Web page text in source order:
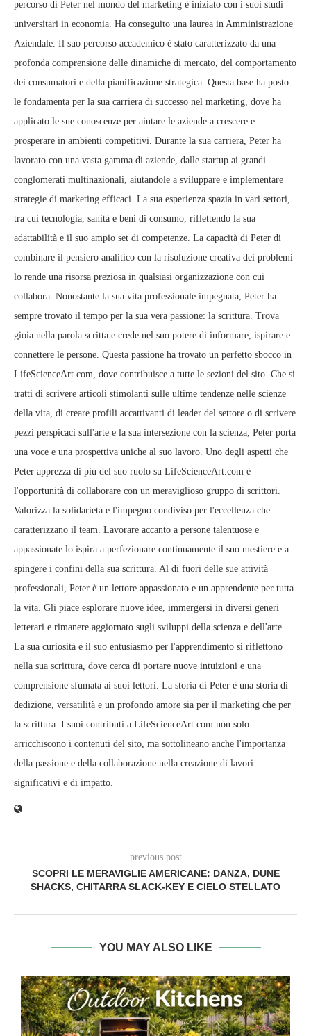
percorso di Peter nel mondo del marketing è iniziato con i suoi studi
universitari in economia. Ha conseguito una laurea in Amministrazione
Aziendale. Il suo percorso accademico è stato caratterizzato da una
profonda comprensione delle dinamiche di mercato, del comportamento
dei consumatori e della pianificazione strategica. Questa base ha posto
le fondamenta per la sua carriera di successo nel marketing, dove ha
applicato le sue conoscenze per aiutare le aziende a crescere e
prosperare in ambienti competitivi. Durante la sua carriera, Peter ha
lavorato con una vasta gamma di aziende, dalle startup ai grandi
conglomerati multinazionali, aiutandole a sviluppare e implementare
strategie di marketing efficaci. La sua esperienza spazia in vari settori,
tra cui tecnologia, sanità e beni di consumo, riflettendo la sua
adattabilità e il suo ampio set di competenze. La capacità di Peter di
combinare il pensiero analitico con la risoluzione creativa dei problemi
lo rende una risorsa preziosa in qualsiasi organizzazione con cui
collabora. Nonostante la sua vita professionale impegnata, Peter ha
sempre trovato il tempo per la sua vera passione: la scrittura. Trova
gioia nella parola scritta e crede nel suo potere di informare, ispirare e
connettere le persone. Questa passione ha trovato un perfetto sbocco in
LifeScienceArt.com, dove contribuisce a tutte le sezioni del sito. Che si
tratti di scrivere articoli stimolanti sulle ultime tendenze nelle scienze
della vita, di creare profili accattivanti di leader del settore o di scrivere
pezzi perspicaci sull'arte e la sua intersezione con la scienza, Peter porta
una voce e una prospettiva uniche al suo lavoro. Uno degli aspetti che
Peter apprezza di più del suo ruolo su LifeScienceArt.com è
l'opportunità di collaborare con un meraviglioso gruppo di scrittori.
Valorizza la solidarietà e l'impegno condiviso per l'eccellenza che
caratterizzano il team. Lavorare accanto a persone talentuose e
appassionate lo ispira a perfezionare continuamente il suo mestiere e a
spingere i confini della sua scrittura. Al di fuori delle sue attività
professionali, Peter è un lettore appassionato e un apprendente per tutta
la vita. Gli piace esplorare nuove idee, immergersi in diversi generi
letterari e rimanere aggiornato sugli sviluppi della scienza e dell'arte.
La sua curiosità e il suo entusiasmo per l'apprendimento si riflettono
nella sua scrittura, dove cerca di portare nuove intuizioni e una
comprensione sfumata ai suoi lettori. La storia di Peter è una storia di
dedizione, versatilità e un profondo amore sia per il marketing che per
la scrittura. I suoi contributi a LifeScienceArt.com non solo
arricchiscono i contenuti del sito, ma sottolineano anche l'importanza
della passione e della collaborazione nella creazione di lavori
significativi e di impatto.
previous post
SCOPRI LE MERAVIGLIE AMERICANE: DANZA, DUNE
SHACKS, CHITARRA SLACK‑KEY E CIELO STELLATO
YOU MAY ALSO LIKE